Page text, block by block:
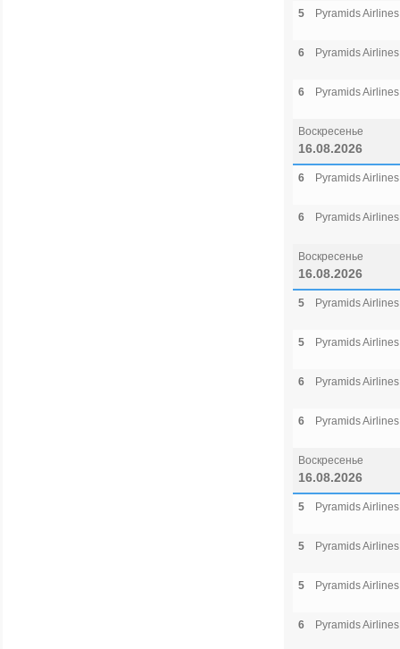
5 Pyramids Airlines
6 Pyramids Airlines
6 Pyramids Airlines
Воскресенье
16.08.2026
6 Pyramids Airlines
6 Pyramids Airlines
Воскресенье
16.08.2026
5 Pyramids Airlines
5 Pyramids Airlines
6 Pyramids Airlines
6 Pyramids Airlines
Воскресенье
16.08.2026
5 Pyramids Airlines
5 Pyramids Airlines
5 Pyramids Airlines
6 Pyramids Airlines